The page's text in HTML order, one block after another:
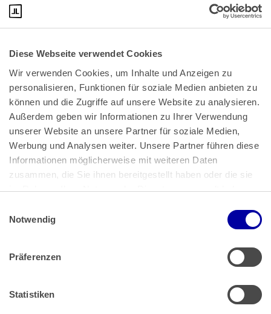
Diese Webseite verwendet Cookies
Wir verwenden Cookies, um Inhalte und Anzeigen zu
personalisieren, Funktionen für soziale Medien anbieten zu
können und die Zugriffe auf unsere Website zu analysieren.
Außerdem geben wir Informationen zu Ihrer Verwendung
unserer Website an unsere Partner für soziale Medien,
Werbung und Analysen weiter. Unsere Partner führen diese
Informationen möglicherweise mit weiteren Daten
zusammen, die Sie ihnen bereitgestellt haben oder die sie
im Rahmen Ihrer Nutzung der Dienste gesammelt haben.
Impressum
Notwendig
Präferenzen
Statistiken
Bundeskanzlerplatz 2
53113 Bonn
Pressemitteilungen|AGB
Impressum|Datenschutz
Muster Widerrufsformular (PDF)